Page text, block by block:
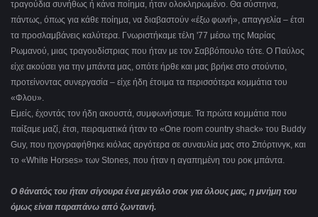
τραγούδια συνήθως ή κάνα ποίημα, ήταν ολοκληρωμένο. Θα σύστηνα,
πάντως, όπως για κάθε ποίημα, να διαβαστούν «έξω φωνή», απαγγελία – έτσι
τα προσλαμβάνεις καλύτερα. Γνωριστήκαμε τέλη '77 μέσω της Μαρίας
Ρωμανού, μιας τραγουδίστριας που ήταν με τον Σαββόπουλο τότε. Ο Παύλος
είχε ακούσει για την μπάντα μας, οπότε ήρθε και μας βρήκε στο στούντιο,
προτείνοντας συνεργασία – είχε ήδη έτοιμα τα περισσότερα κομμάτια του
«Φλου».
Εμείς, έχοντάς τον ήδη ακουστά, συμφωνήσαμε. Τα πρώτα κομμάτια που
παίξαμε μαζί, έτσι, πειραματικά ήταν το «One room country shack» του Buddy
Guy, που ηχογραφήθηκε κιόλας αργότερα σε συναυλία μας στο Σπόρτινγκ, και
το «White Horses» των Stones, που ήταν η αγαπημένη του ροκ μπάντα.
Ο θάνατός του ήταν σίγουρα ένα μεγάλο σοκ για όλους μας, η μνήμη του
όμως είναι παραπάνω από ζωντανή.